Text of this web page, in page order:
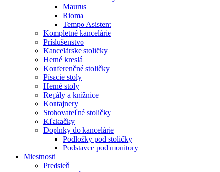
Maurus
Rioma
Tempo Asistent
Kompletné kancelárie
Príslušenstvo
Kancelárske stoličky
Herné kreslá
Konferenčné stoličky
Písacie stoly
Herné stoly
Regály a knižnice
Kontajnery
Stohovateľné stoličky
Kľakačky
Doplnky do kancelárie
Podložky pod stoličky
Podstavce pod monitory
Miestnosti
Predsieň